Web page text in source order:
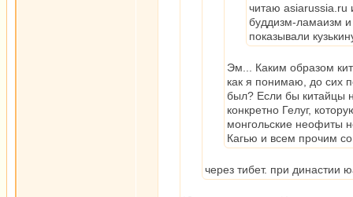
читаю asiarussia.ru
буддизм-ламаизм
показывали
Эм... Каким образом
как я понимаю, до сих
был? Если бы китайцы
конкретно Гелуг,
монгольские неофиты
Кагью и всем прочим
через тибет. при династии